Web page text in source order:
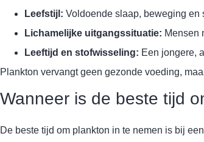
Leefstijl: Voldoende slaap, beweging en
Lichamelijke uitgangssituatie: Mensen
Leeftijd en stofwisseling: Een jongere,
Plankton vervangt geen gezonde voeding,
Wanneer is de beste tijd
De beste tijd om plankton in te nemen is bij